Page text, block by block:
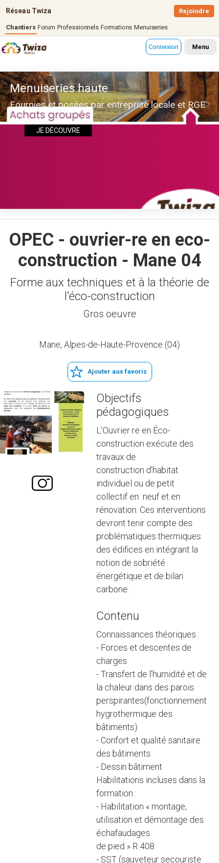
Réseau Twiza
Chantiers Forum Professionnels Formations Menuiseries
Rejoindre
Connexion Menu
Menuiseries haute
Fournies et posées par entreprise locale et RGE
JE DÉCOUVRE
OPEC - ouvrier-re en eco-
construction - Mane 04
Forme aux techniques et à la théorie de
l'éco-construction
Gros oeuvre
Mane, Alpes-de-Haute-Provence (04)
Ajouter aux favoris
Objectifs
pédagogiques
L’Ouvrier·re en Éco-
construction exécute des
travaux de
construction d’habitat
individuel ou de petit
collectif en neuf et en
rénovation. Ces interventions
devront tenir compte des
problématiques thermiques
des édifices en intégrant la
notion de sobriété
énergétique et de bilan
carbone.
Contenu
Connaissances théoriques :
- Forces et descentes de
charges
- Transfert de l’humidité et de
la chaleur dans des parois
perspirantes(fonctionnement
hygrothermique des
bâtiments)
- Confort et qualité sanitaire
des bâtiments
- Dessin bâtiment
Habilitations incluses dans la
formation :
- Habilitation « montage,
utilisation et démontage des
échafaudages
de pied » R 408
- SST (sauveteur secouriste